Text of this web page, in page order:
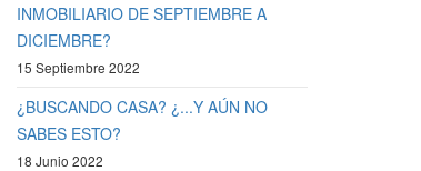
INMOBILIARIO DE SEPTIEMBRE A
DICIEMBRE?
15 Septiembre 2022
¿BUSCANDO CASA? ¿...Y AÚN NO
SABES ESTO?
18 Junio 2022